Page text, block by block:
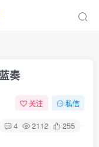
奏
关注 私信
4 2112 255